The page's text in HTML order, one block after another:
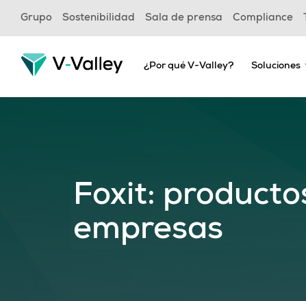
Skip
content
Grupo Sostenibilidad Sala de prensa Compliance
¿Por qué V-Valley? Soluciones
Foxit:
empresas